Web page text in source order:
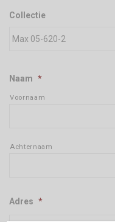
Collectie
Naam *
Voornaam
Achternaam
Adres *